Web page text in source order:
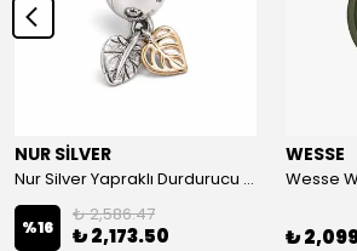
NUR SİLVER
Nur Silver Yapraklı Durdurucu Gümüş Charm - NUR-CM00501
%16
₺ 2,586.47
₺ 2,173.50
WESSE
Wesse
₺